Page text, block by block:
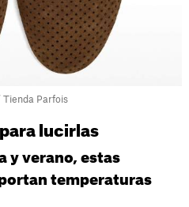
Tienda Parfois
lucirlas
y verano, estas
temperaturas